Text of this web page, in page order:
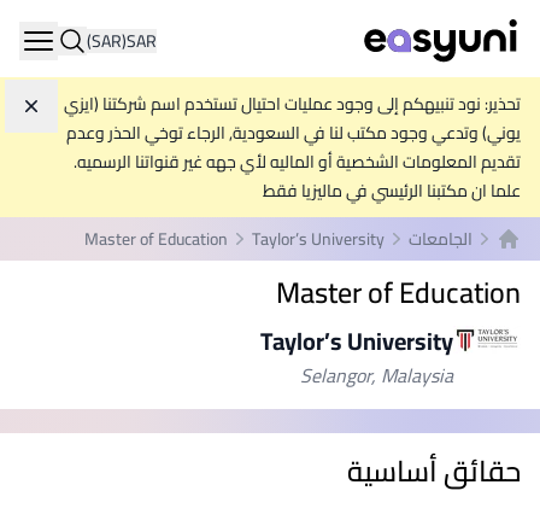
SAR
(SAR)
تحذير: نود تنبيهكم إلى وجود عمليات احتيال تستخدم اسم شركتنا (ايزي
يوني) وتدعي وجود مكتب لنا في السعودية, الرجاء توخي الحذر وعدم
تقديم المعلومات الشخصية أو الماليه لأي جهه غير قنواتنا الرسميه.
علما ان مكتبنا الرئيسي في ماليزيا فقط
الصفحة الرئيسية
الجامعات Taylor’s University
Master of Education
Master of Education
Taylor’s University
Selangor, Malaysia
حقائق أساسية